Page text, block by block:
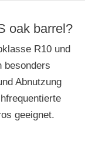
oak barrel?
R10 und
besonders
Abnutzung
geeignet.